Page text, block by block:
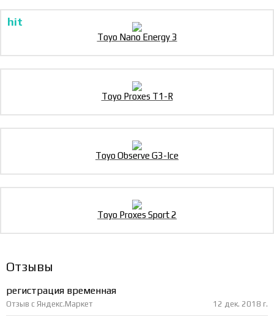
Toyo Nano Energy 3
Toyo Proxes T1-R
Toyo Observe G3-Ice
Toyo Proxes Sport 2
Отзывы
регистрация временная
12 дек. 2018 г.
Отзыв с Яндекс.Маркет